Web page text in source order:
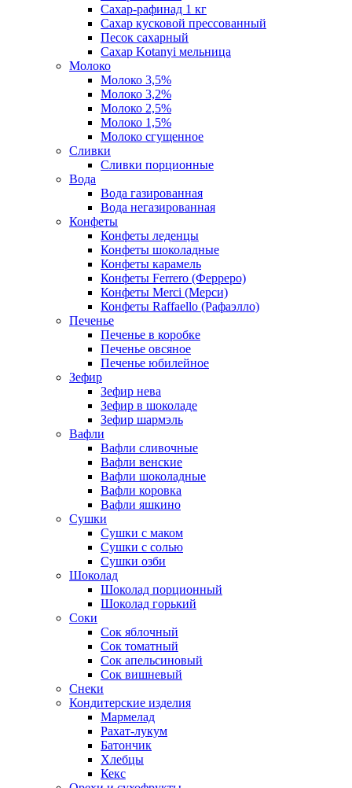
Сахар-рафинад 1 кг
Сахар кусковой прессованный
Песок сахарный
Сахар Kotanyi мельница
Молоко
Молоко 3,5%
Молоко 3,2%
Молоко 2,5%
Молоко 1,5%
Молоко сгущенное
Сливки
Сливки порционные
Вода
Вода газированная
Вода негазированная
Конфеты
Конфеты леденцы
Конфеты шоколадные
Конфеты карамель
Конфеты Ferrero (Ферреро)
Конфеты Merci (Мерси)
Конфеты Raffaello (Рафаэлло)
Печенье
Печенье в коробке
Печенье овсяное
Печенье юбилейное
Зефир
Зефир нева
Зефир в шоколаде
Зефир шармэль
Вафли
Вафли сливочные
Вафли венские
Вафли шоколадные
Вафли коровка
Вафли яшкино
Сушки
Сушки с маком
Сушки с солью
Сушки озби
Шоколад
Шоколад порционный
Шоколад горький
Соки
Сок яблочный
Сок томатный
Сок апельсиновый
Сок вишневый
Снеки
Кондитерские изделия
Мармелад
Рахат-лукум
Батончик
Хлебцы
Кекс